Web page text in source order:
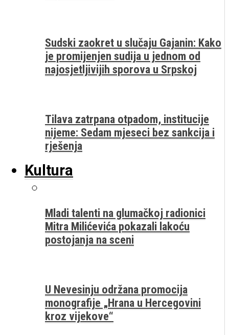
Sudski zaokret u slučaju Gajanin: Kako
je promijenjen sudija u jednom od
najosjetljivijih sporova u Srpskoj
Tilava zatrpana otpadom, institucije
nijeme: Sedam mjeseci bez sankcija i
rješenja
Kultura
Mladi talenti na glumačkoj radionici
Mitra Milićevića pokazali lakoću
postojanja na sceni
U Nevesinju održana promocija
monografije „Hrana u Hercegovini
kroz vijekove“